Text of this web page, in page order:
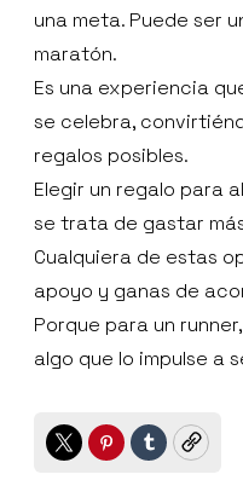
una meta. Puede ser
maratón.
Es una experiencia
se celebra,
regalos posibles.
Elegir un regalo para
se trata de gastar
Cualquiera de estas
apoyo y ganas de
Porque para un
algo que lo impulse a
TwitterPinterest
TumblrCopy